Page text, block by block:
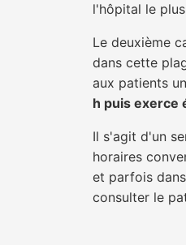
l'hôpital le
Le deuxième
dans cette
aux patients
h puis exerce
Il s'agit d'un
horaires
et parfois
consulter le